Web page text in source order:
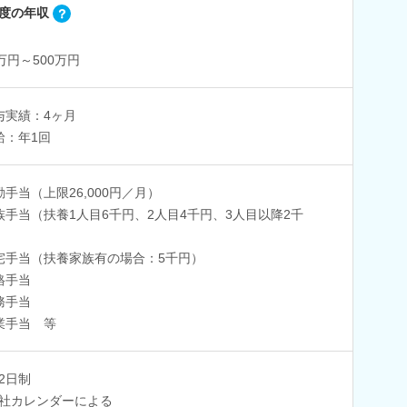
の年収
円～500万円
実績：4ヶ月
：年1回
手当（上限26,000円／月）
手当（扶養1人目6千円、2人目4千円、3人目以降2千
手当（扶養家族有の場合：5千円）
手当
手当
手当 等
日制
カレンダーによる